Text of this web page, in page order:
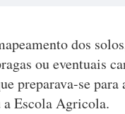
dos
ou eventuais
preparava-se
a Escola Agricola.